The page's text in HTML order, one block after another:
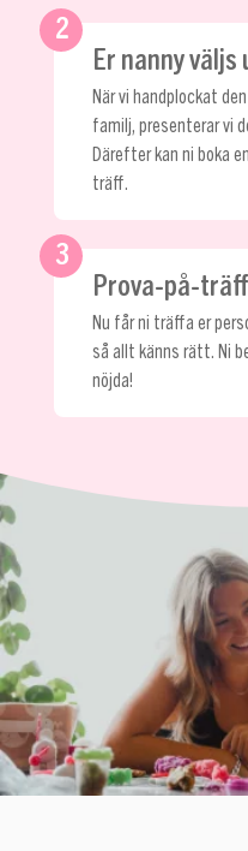
2
Er nanny
När vi handplockat
familj, presenterar vi
Därefter kan ni boka
träff.
3
Prova-på-
Nu får ni träffa er
så allt känns rätt. Ni
nöjda!